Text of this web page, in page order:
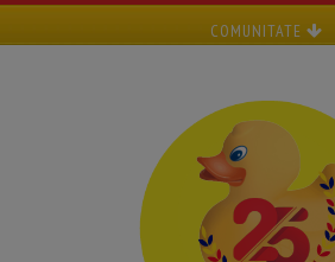
COMUNITATE